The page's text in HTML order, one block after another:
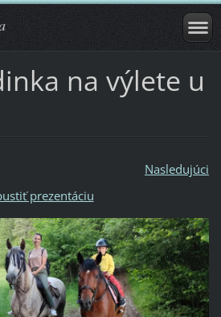
na výlete u
Nasledujúci
prezentáciu